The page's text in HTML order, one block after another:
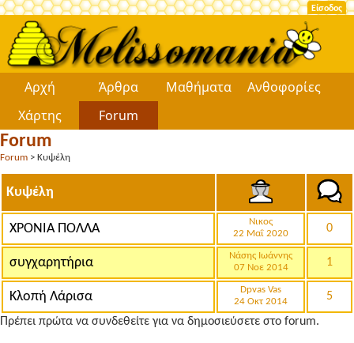
Είσοδος
Αρχή Άρθρα Μαθήματα
Ανθοφορίες
Χάρτης
Forum
Forum
Forum > Κυψέλη
Κυψέλη
ΧΡΟΝΙΑ ΠΟΛΛΑ
Νικος
22 Μαΐ 2020
0
συγχαρητήρια
Νάσης Ιωάννης
07 Νοε 2014
1
Κλοπή Λάρισα
Dpvas Vas
24 Οκτ 2014
5
Πρέπει πρώτα να συνδεθείτε για να δημοσιεύσετε στο forum.